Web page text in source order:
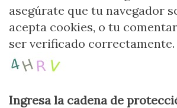
asegúrate que tu navegador
acepta cookies, o tu
ser verificado correctamente.
Ingresa la cadena de